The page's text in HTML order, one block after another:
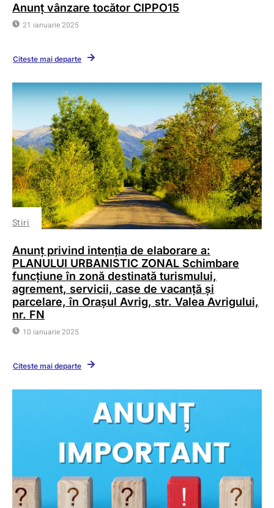
Anunț vânzare tocător CIPPO15
21 ianuarie 2025
Citeste mai departe
Stiri
Anunț privind intenția de elaborare a:
PLANULUI URBANISTIC ZONAL Schimbare
funcțiune în zonă destinată turismului,
agrement, servicii, case de vacanță și
parcelare, în Orașul Avrig, str. Valea Avrigului,
nr. FN
10 ianuarie 2025
Citeste mai departe